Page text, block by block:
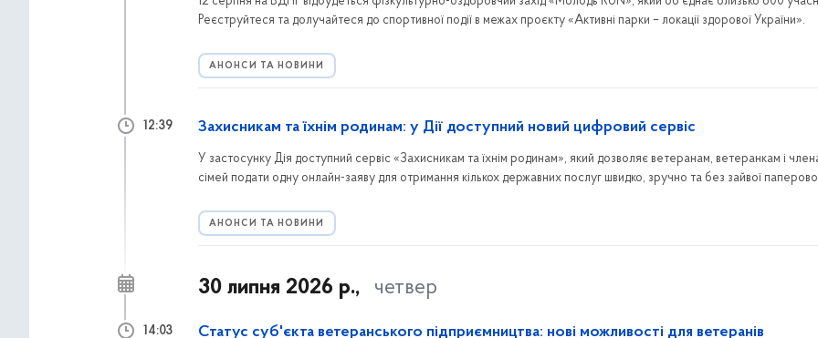
Реєструйтеся та долучайтеся до спортивної події в межах проєкту «Активні парки – локації здорової України».
АНОНСИ ТА НОВИНИ
Захисникам та їхнім родинам: у Дії доступний новий цифровий сервіс
У застосунку Дія доступний сервіс «Захисникам та їхнім родинам», який дозволяє ветеранам, ветеранкам і
сімей подати одну онлайн-заяву для отримання кількох державних послуг швидко, зручно та без зайвої
АНОНСИ ТА НОВИНИ
12:39
30 липня 2026 р., четвер
Статус суб'єкта ветеранського підприємництва: нові можливості для ветеранів
14:03